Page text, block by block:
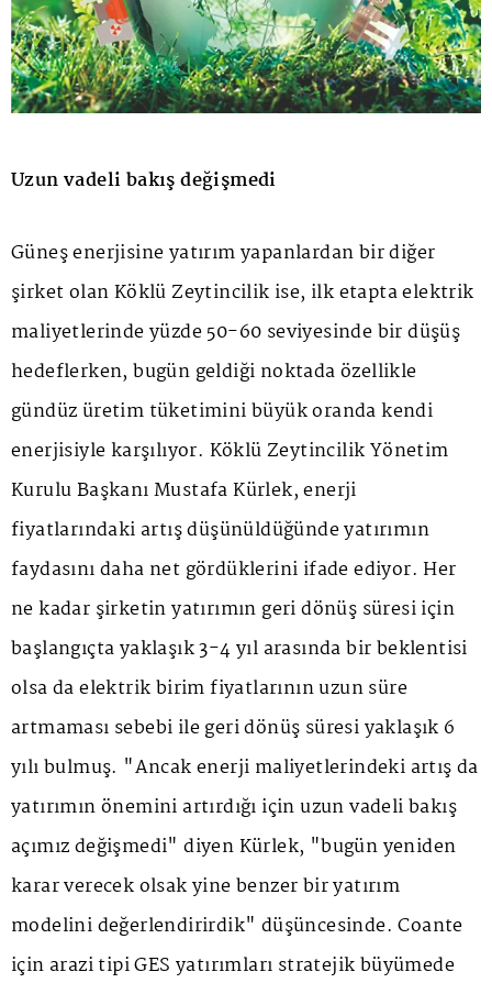
Uzun vadeli bakış değişmedi
Güneş enerjisine yatırım yapanlardan bir diğer
şirket olan Köklü Zeytincilik ise, ilk etapta elektrik
maliyetlerinde yüzde 50-60 seviyesinde bir düşüş
hedeflerken, bugün geldiği noktada özellikle
gündüz üretim tüketimini büyük oranda kendi
enerjisiyle karşılıyor. Köklü Zeytincilik Yönetim
Kurulu Başkanı Mustafa Kürlek, enerji
fiyatlarındaki artış düşünüldüğünde yatırımın
faydasını daha net gördüklerini ifade ediyor. Her
ne kadar şirketin yatırımın geri dönüş süresi için
başlangıçta yaklaşık 3-4 yıl arasında bir beklentisi
olsa da elektrik birim fiyatlarının uzun süre
artmaması sebebi ile geri dönüş süresi yaklaşık 6
yılı bulmuş. "Ancak enerji maliyetlerindeki artış da
yatırımın önemini artırdığı için uzun vadeli bakış
açımız değişmedi" diyen Kürlek, "bugün yeniden
karar verecek olsak yine benzer bir yatırım
modelini değerlendirirdik" düşüncesinde. Coante
için arazi tipi GES yatırımları stratejik büyümede